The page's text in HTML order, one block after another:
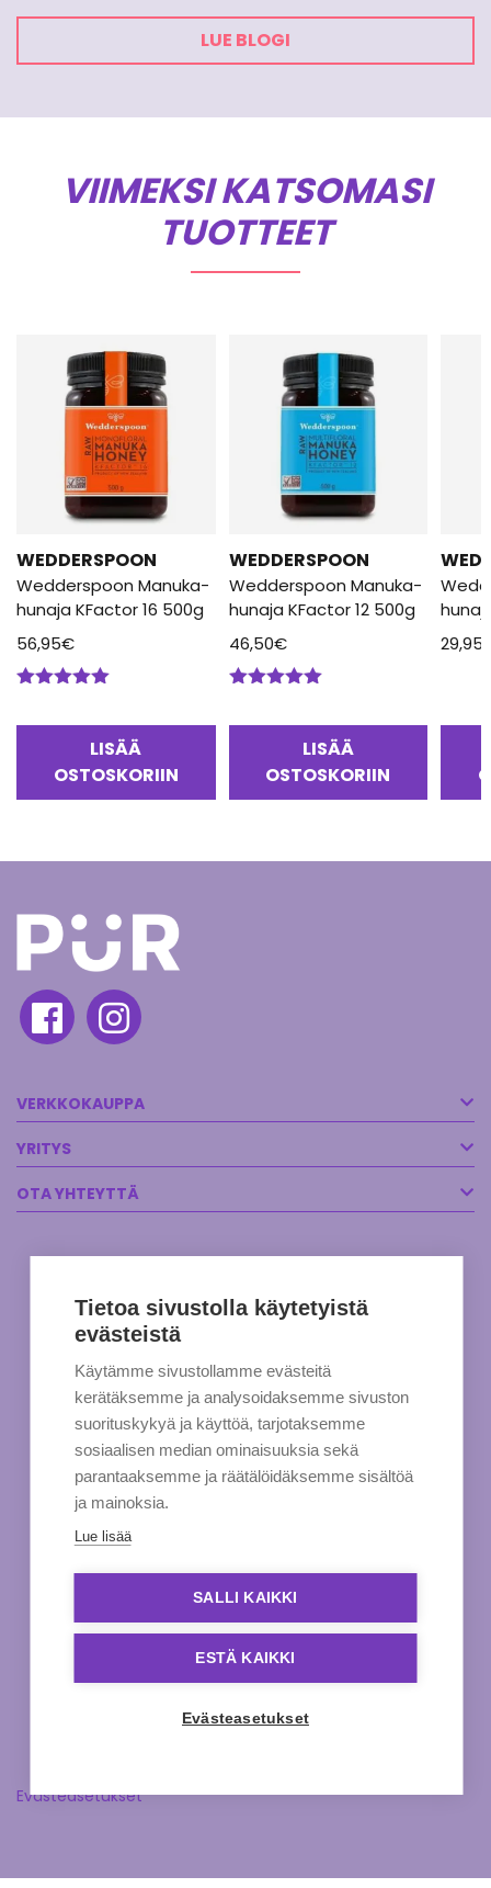
LUE BLOGI
VIIMEKSI KATSOMASI
TUOTTEET
WEDDERSPOON
Wedderspoon Manuka-
hunaja KFactor 16 500g
56,95€
LISÄÄ
OSTOSKORIIN
WEDDERSPOON
Wedderspoon Manuka-
hunaja KFactor 12 500g
46,50€
LISÄÄ
OSTOSKORIIN
29,95
VERKKOKAUPPA
YRITYS
OTA YHTEYTTÄ
Evästeasetukset
Tietoa sivustolla käytetyistä
evästeistä
Käytämme sivustollamme evästeitä
kerätäksemme ja analysoidaksemme sivuston
suorituskykyä ja käyttöä, tarjotaksemme
sosiaalisen median ominaisuuksia sekä
parantaaksemme ja räätälöidäksemme sisältöä
ja mainoksia.
Lue lisää
SALLI KAIKKI
ESTÄ KAIKKI
Evästeasetukset